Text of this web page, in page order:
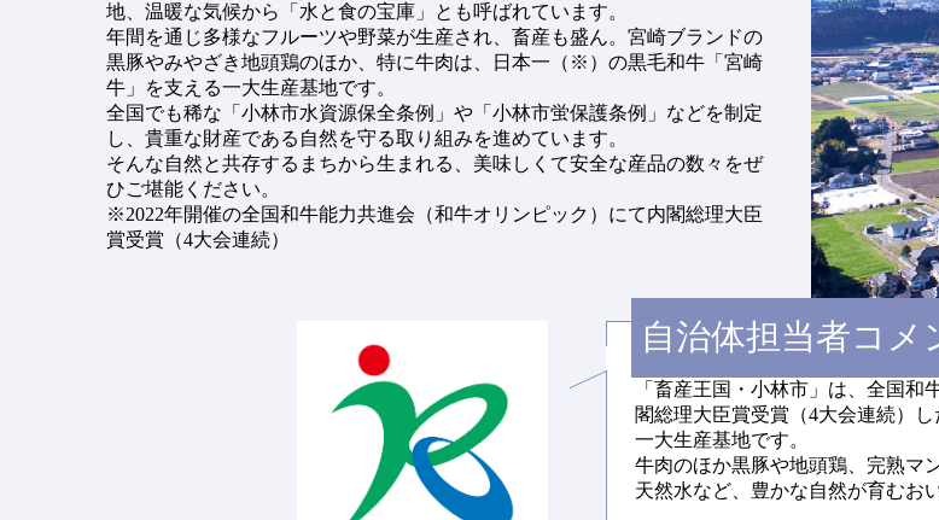
地、温暖な気候から「水と食の宝庫」とも呼ばれています。
年間を通じ多様なフルーツや野菜が生産され、畜産も盛ん。宮崎ブランドの
黒豚やみやざき地頭鶏のほか、特に牛肉は、日本一（※）の黒毛和牛「宮崎
牛」を支える一大生産基地です。
全国でも稀な「小林市水資源保全条例」や「小林市蛍保護条例」などを制定
し、貴重な財産である自然を守る取り組みを進めています。
そんな自然と共存するまちから生まれる、美味しくて安全な産品の数々をぜ
ひご堪能ください。
※2022年開催の全国和牛能力共進会（和牛オリンピック）にて内閣総理大臣
賞受賞（4大会連続）
自治体担当者コメ
「畜産王国・小林市」は、全国
閣総理大臣賞受賞（4大会連続）
一大生産基地です。
牛肉のほか黒豚や地頭鶏、完熟マ
天然水など、豊かな自然が育むお